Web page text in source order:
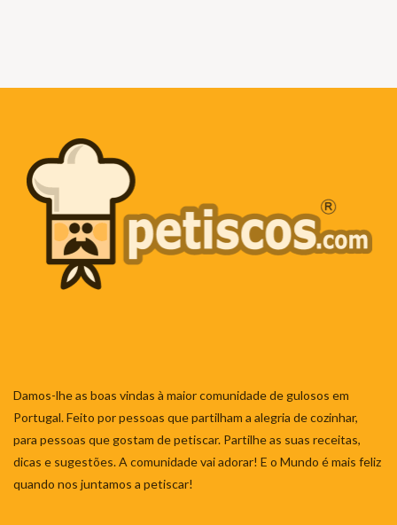
Damos-lhe as boas vindas à maior comunidade de gulosos em
Portugal. Feito por pessoas que partilham a alegria de cozinhar,
para pessoas que gostam de petiscar. Partilhe as suas receitas,
dicas e sugestões. A comunidade vai adorar! E o Mundo é mais feliz
quando nos juntamos a petiscar!